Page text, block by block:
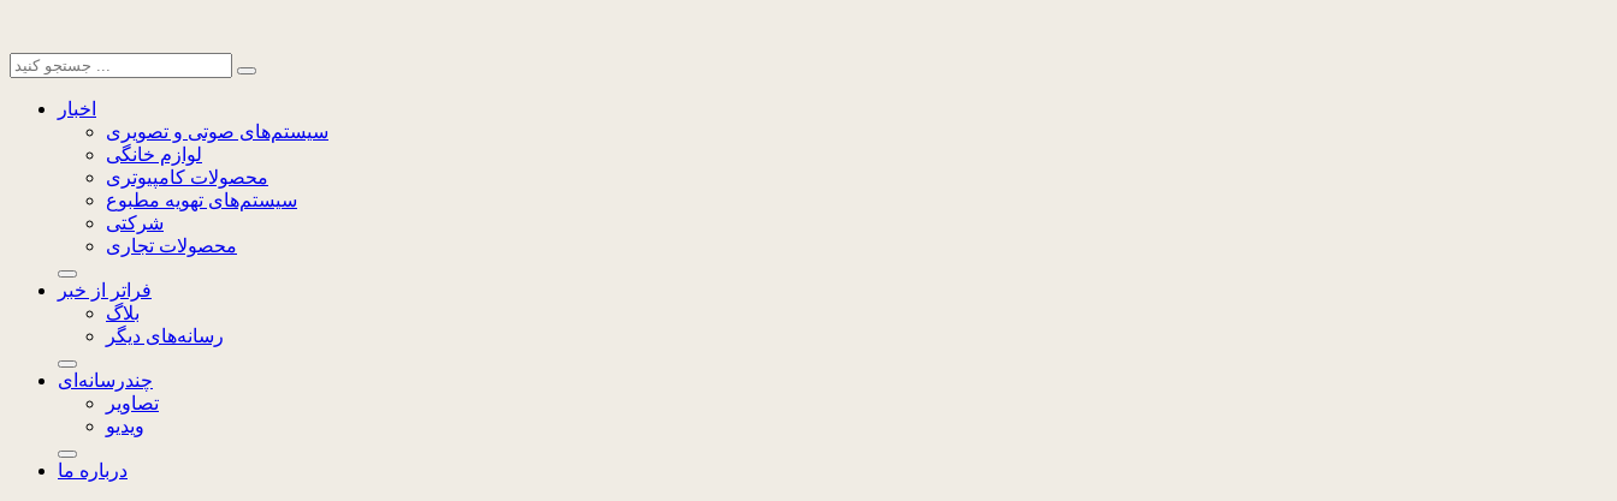
اخبار
سیستم‌های صوتی و تصویری
لوازم خانگی
محصولات کامپیوتری
سیستم‌های تهویه مطبوع
شرکتی
محصولات تجاری
فراتر از خبر
بلاگ
رسانه‌های دیگر
چندرسانه‌ای
تصاویر
ویدیو
درباره ما